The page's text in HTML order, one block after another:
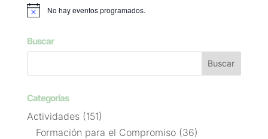
Aviso No hay eventos programados.
Buscar
Categorías
Actividades(151)
Formación para el Compromiso(36)